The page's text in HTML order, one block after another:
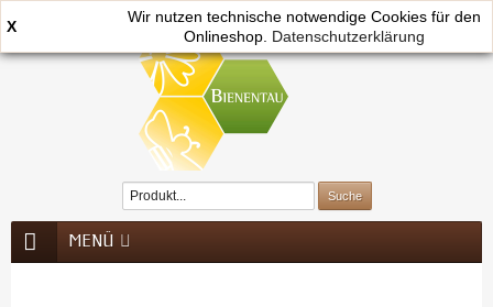
X
Wir nutzen technische notwendige Cookies für den
Onlineshop. Datenschutzerklärung
0
MENÜ